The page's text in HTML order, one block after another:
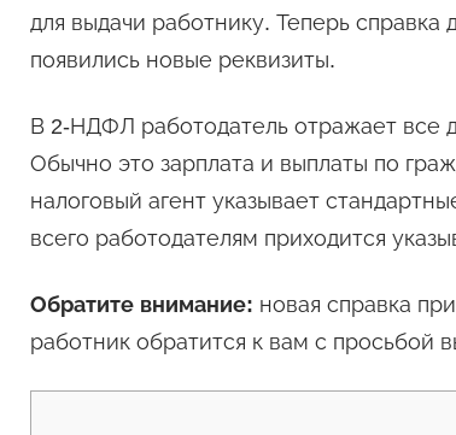
для выдачи работнику. Теперь справка
появились новые реквизиты.
В 2-НДФЛ работодатель отражает все
Обычно это зарплата и выплаты по
налоговый агент указывает
всего работодателям приходится
Обратите внимание: новая справка
работник обратится к вам с просьбой